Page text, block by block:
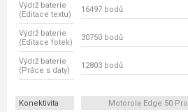
Výdrž baterie
(Editace textu)
16497 bodů
Výdrž baterie
(Editace fotek)
30750 bodů
Výdrž baterie
(Práce s daty)
12803 bodů
Konektivita Motorola Edge 50 Pro